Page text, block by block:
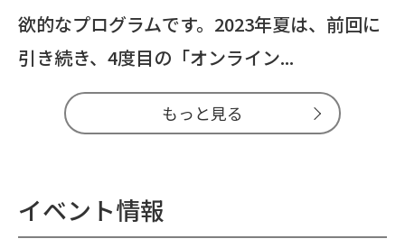
欲的なプログラムです。2023年夏は、前回に
引き続き、4度目の「オンライン...
もっと見る
イベント情報